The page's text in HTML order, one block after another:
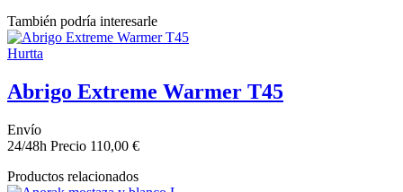
También podría interesarle
Hurtta
Abrigo Extreme Warmer T45
Envío
24/48h Precio 110,00 €
Productos relacionados